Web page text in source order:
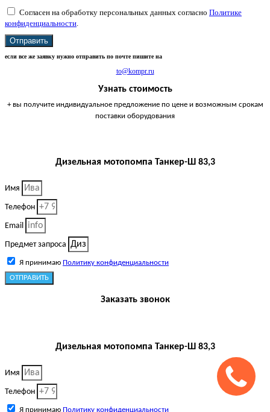
Согласен на обработку персональных данных согласно Политике
конфиденциальности.
Отправить
если все же заявку нужно отправить по почте пишите на
to@kompr.ru
Узнать стоимость
+ вы получите индивидуальное предложение по цене и возможным срокам
поставки оборудования
Дизельная мотопомпа Танкер-Ш 83,3
Имя
Телефон
Email
Предмет запроса
Я принимаю Политику конфиденциальности
ОТПРАВИТЬ
Заказать звонок
Дизельная мотопомпа Танкер-Ш 83,3
Имя
Телефон
Я принимаю Политику конфиденциальности